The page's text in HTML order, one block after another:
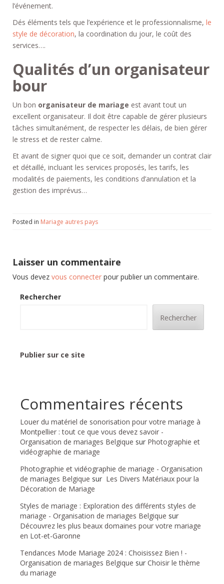
l’événement.
Dés éléments tels que l’expérience et le professionnalisme, le
style de décoration, la coordination du jour, le coût des
services….
Qualités d’un organisateur
bour
Un bon organisateur de mariage est avant tout un
excellent organisateur. Il doit être capable de gérer plusieurs
tâches simultanément, de respecter les délais, de bien gérer
le stress et de rester calme.
Et avant de signer quoi que ce soit, demander un contrat clair
et détaillé, incluant les services proposés, les tarifs, les
modalités de paiements, les conditions d’annulation et la
gestion des imprévus…
Posted in Mariage autres pays
Laisser un commentaire
Vous devez vous connecter pour publier un commentaire.
Rechercher
Rechercher
Publier sur ce site
Commentaires récents
Louer du matériel de sonorisation pour votre mariage à
Montpellier : tout ce que vous devez savoir -
Organisation de mariages Belgique sur Photographie et
vidéographie de mariage
Photographie et vidéographie de mariage - Organisation
de mariages Belgique sur Les Divers Matériaux pour la
Décoration de Mariage
Styles de mariage : Exploration des différents styles de
mariage - Organisation de mariages Belgique sur
Découvrez les plus beaux domaines pour votre mariage
en Lot-et-Garonne
Tendances Mode Mariage 2024 : Choisissez Bien ! -
Organisation de mariages Belgique sur Choisir le thème
du mariage